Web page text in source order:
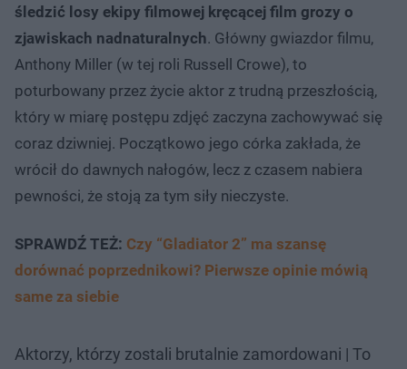
śledzić losy ekipy filmowej kręcącej film grozy o
zjawiskach nadnaturalnych. Główny gwiazdor filmu,
Anthony Miller (w tej roli Russell Crowe), to
poturbowany przez życie aktor z trudną przeszłością,
który w miarę postępu zdjęć zaczyna zachowywać się
coraz dziwniej. Początkowo jego córka zakłada, że
wrócił do dawnych nałogów, lecz z czasem nabiera
pewności, że stoją za tym siły nieczyste.
SPRAWDŹ TEŻ: Czy “Gladiator 2” ma szansę
dorównać poprzednikowi? Pierwsze opinie mówią
same za siebie
Aktorzy, którzy zostali brutalnie zamordowani | To